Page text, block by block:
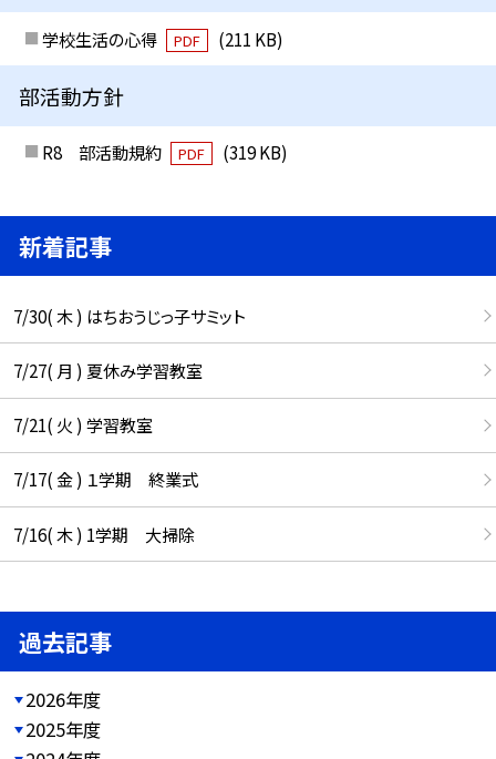
学校生活の心得 PDF (211 KB)
部活動方針
R8 部活動規約 PDF (319 KB)
新着記事
7/30( 木 ) はちおうじっ子サミット
7/27( 月 ) 夏休み学習教室
7/21( 火 ) 学習教室
7/17( 金 ) １学期 終業式
7/16( 木 ) 1学期 大掃除
過去記事
2026年度
2025年度